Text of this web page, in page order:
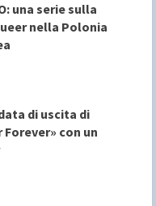
una serie sulla
nella Polonia
di uscita di
con un